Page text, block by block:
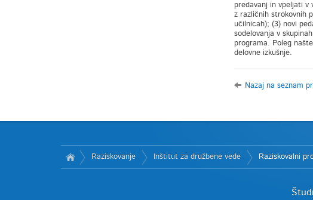
predavanj in vpeljati v
z različnih strokovnih
učilnicah); (3) novi
sodelovanja v
programa. Poleg
delovne izkušnje.
Nazaj na seznam
Raziskovanje Inštitut za družbene vede Raziskovalni